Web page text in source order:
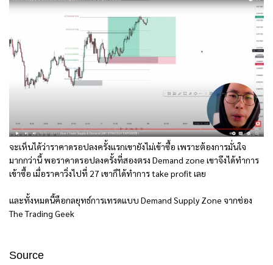
จะเห็นได้ว่าราคาดรอปลงครั้งแรกเขายังไม่เข้าซื้อ เพราะต้องการมั่นใจ
มากกว่านี้ พอราคาดรอปลงครั้งที่สองตรง Demand zone เขาจึงได้ทำการ
เข้าซื้อ เมื่อราคาวิ่งไปที่ 27 เขาก็ได้ทำการ take profit เลย
และทั้งหมดนี้คือกลยุทธ์การเทรดแบบ Demand Supply Zone จากช่อง
The Trading Geek
Source